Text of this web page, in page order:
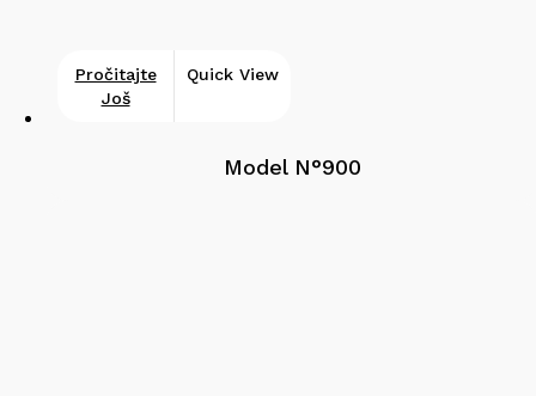
Pročitajte
Još
Quick View
Model N°900